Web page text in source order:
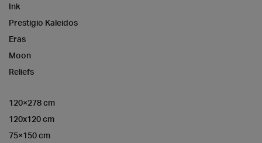
Ink
Prestigio Kaleidos
Eras
Moon
Reliefs
120×278 cm
120x120 cm
75×150 cm